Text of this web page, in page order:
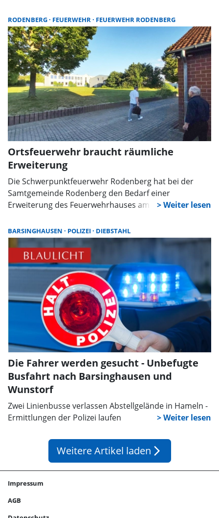
Betreiber den Sommer in der Innenstadt feiern – und
gleichzeitig die eigene Küche vorstellen.
RODENBERG FEUERWEHR FEUERWEHR RODENBERG
Ortsfeuerwehr braucht räumliche
Erweiterung
Die Schwerpunktfeuerwehr Rodenberg hat bei der
Samtgemeinde Rodenberg den Bedarf einer
Erweiterung des Feuerwehrhauses am derzeitigen
angemeldet. Eine Erweiterung statt eines Neubaus,
betonte Ortsbrandmeister Thomas Böhm bei seiner
Erläuterung des Bedarfs im Stadtrat von Rodenberg.
BARSINGHAUSEN POLIZEI DIEBSTAHL
Die Fahrer werden gesucht - Unbefugte
Busfahrt nach Barsinghausen und
Wunstorf
Zwei Linienbusse verlassen Abstellgelände in Hameln -
Ermittlungen der Polizei laufen
Weitere Artikel laden arrow_forward_ios
Impressum
AGB